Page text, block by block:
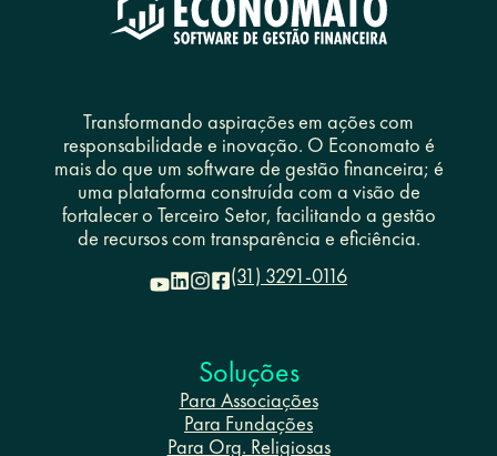
Transformando aspirações em ações com
responsabilidade e inovação. O Economato é
mais do que um software de gestão financeira; é
uma plataforma construída com a visão de
fortalecer o Terceiro Setor, facilitando a gestão
de recursos com transparência e eficiência.
(31) 3291-0116
Soluções
Para Associações
Para Fundações
Para Org. Religiosas